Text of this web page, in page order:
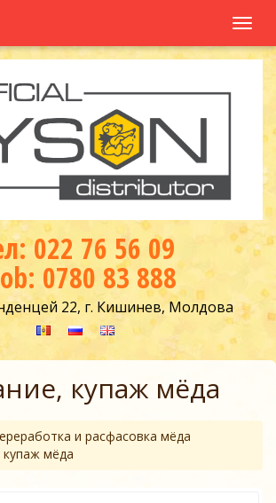
022 76 56 09
0780 83 888
22, г. Кишинев, Молдова
купаж мёда
и расфасовка мёда
мёда